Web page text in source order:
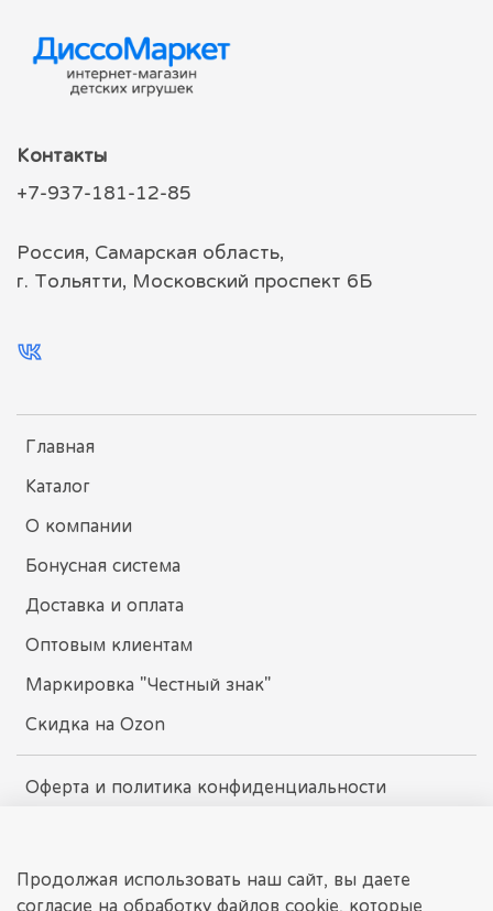
Главная
Каталог
О компании
Бонусная система
Доставка и оплата
Оптовым клиентам
Маркировка "Честный знак"
Скидка на Ozon
Оферта и политика конфиденциальности
Контакты
+7-937-181-12-85
Россия, Самарская область,
г. Тольятти, Московский проспект 6Б
Продолжая использовать наш сайт, вы даете
согласие на обработку файлов cookie, которые